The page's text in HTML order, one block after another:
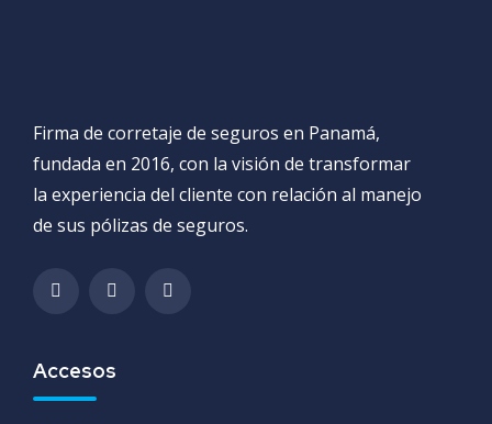
Firma de corretaje de seguros en Panamá,
fundada en 2016, con la visión de transformar
la experiencia del cliente con relación al manejo
de sus pólizas de seguros.
Accesos